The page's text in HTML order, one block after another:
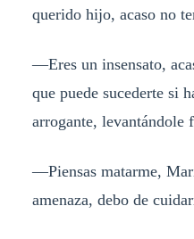
querido hijo, acaso no
—Eres un insensato,
que puede sucederte si
arrogante, levantándole
—Piensas matarme,
amenaza, debo de